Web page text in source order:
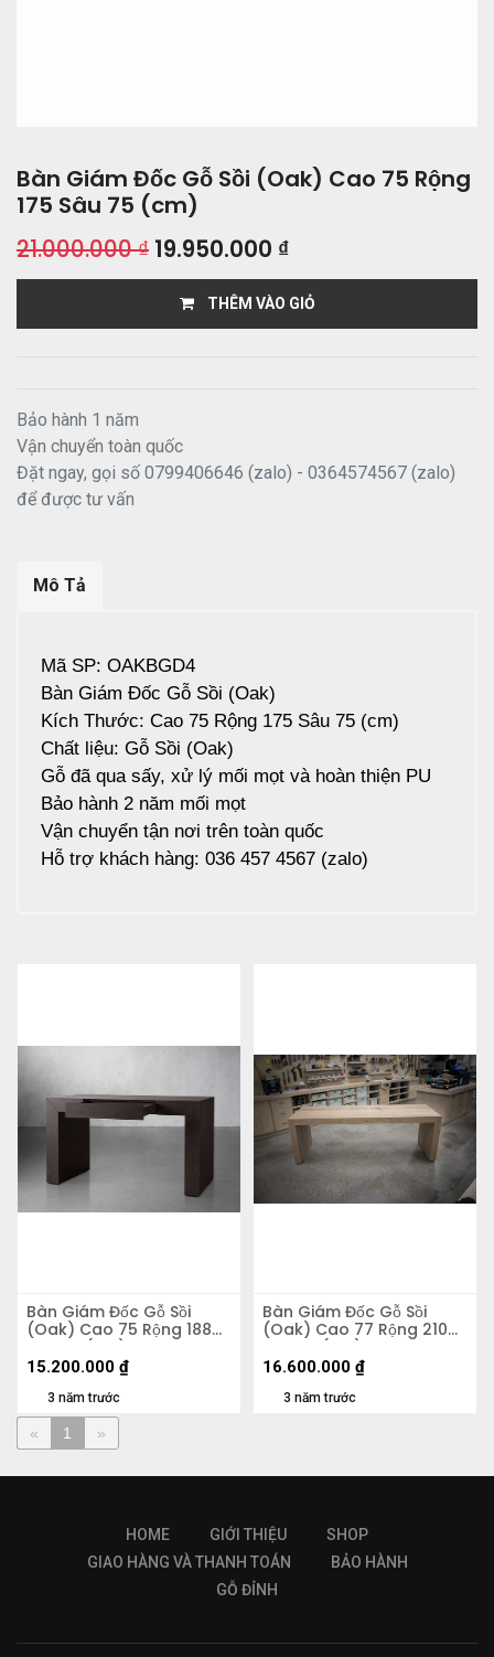
Bàn Giám Đốc Gỗ Sồi (Oak) Cao 75 Rộng
175 Sâu 75 (cm)
21.000.000₫ 19.950.000 ₫
THÊM VÀO GIỎ
Bảo hành 1 năm
Vận chuyển toàn quốc
Đặt ngay, gọi số 0799406646 (zalo) - 0364574567 (zalo)
để được tư vấn
Mô Tả
Mã SP: OAKBGD4
Bàn Giám Đốc Gỗ Sồi (Oak)
Kích Thước: Cao 75 Rộng 175 Sâu 75 (cm)
Chất liệu: Gỗ Sồi (Oak)
Gỗ đã qua sấy, xử lý mối mọt và hoàn thiện PU
Bảo hành 2 năm mối mọt
Vận chuyển tận nơi trên toàn quốc
Hỗ trợ khách hàng: 036 457 4567 (zalo)
Bàn Giám Đốc Gỗ Sồi
(Oak) Cao 75 Rộng 188
Sâu 58 (cm)
3 năm trước
15.200.000 ₫
Bàn Giám Đốc Gỗ Sồi
(Oak) Cao 77 Rộng 210
Sâu 67 (cm)
3 năm trước
16.600.000 ₫
« 1 »
HOME GIỚI THIỆU
SHOP
GIAO HÀNG VÀ THANH TOÁN
BẢO HÀNH
GỖ ĐỈNH